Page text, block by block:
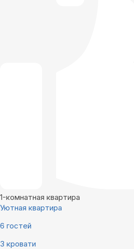
1-комнатная квартира
Уютная квартира
6 гостей
3 кровати